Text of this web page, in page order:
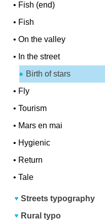
• Fish (end)
• Fish
•On the valley
• In the street
Birth of stars
• Fly
•Tourism
• Mars en mai
• Hygienic
• Return
•Tale
Streets typography
Rural typo